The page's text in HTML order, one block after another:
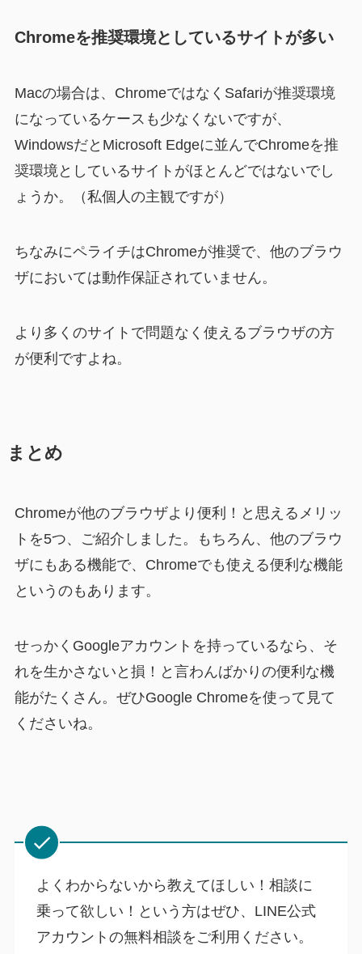
Chromeを推奨環境としているサイトが多い
Macの場合は、ChromeではなくSafariが推奨環境
になっているケースも少なくないですが、
WindowsだとMicrosoft Edgeに並んでChromeを推
奨環境としているサイトがほとんどではないでし
ょうか。（私個人の主観ですが）
ちなみにペライチはChromeが推奨で、他のブラウ
ザにおいては動作保証されていません。
より多くのサイトで問題なく使えるブラウザの方
が便利ですよね。
まとめ
Chromeが他のブラウザより便利！と思えるメリッ
トを5つ、ご紹介しました。もちろん、他のブラウ
ザにもある機能で、Chromeでも使える便利な機能
というのもあります。
せっかくGoogleアカウントを持っているなら、そ
れを生かさないと損！と言わんばかりの便利な機
能がたくさん。ぜひGoogle Chromeを使って見て
くださいね。
よくわからないから教えてほしい！相談に
乗って欲しい！という方はぜひ、LINE公式
アカウントの無料相談をご利用ください。